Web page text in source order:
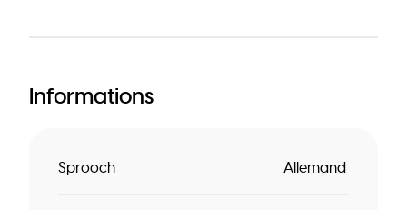
Informations
Sprooch Allemand